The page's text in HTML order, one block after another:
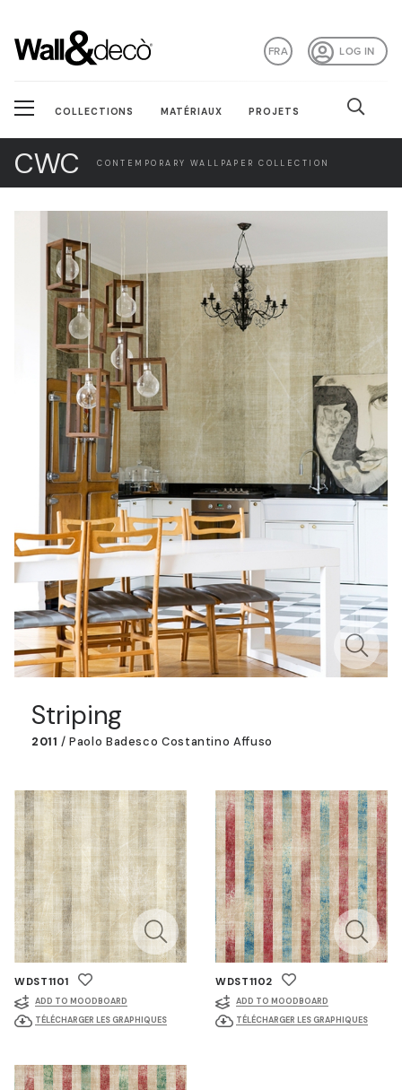
LOG IN
FRA
COLLECTIONS MATÉRIAUX PROJETS
CWC CONTEMPORARY WALLPAPER COLLECTION
Striping
2011 / Paolo Badesco Costantino Affuso
WDST1101
ADD TO MOODBOARD
TÉLÉCHARGER LES GRAPHIQUES
WDST1102
ADD TO MOODBOARD
TÉLÉCHARGER LES GRAPHIQUES